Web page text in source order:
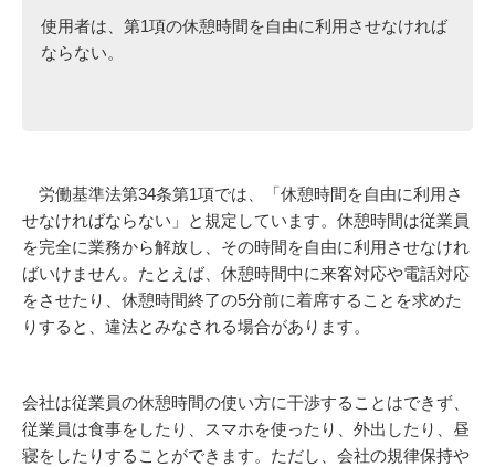
使用者は、第1項の休憩時間を自由に利用させなければ
ならない。
労働基準法第34条第1項では、「休憩時間を自由に利用さ
せなければならない」と規定しています。休憩時間は従業員
を完全に業務から解放し、その時間を自由に利用させなけれ
ばいけません。たとえば、休憩時間中に来客対応や電話対応
をさせたり、休憩時間終了の5分前に着席することを求めた
りすると、違法とみなされる場合があります。
会社は従業員の休憩時間の使い方に干渉することはできず、
従業員は食事をしたり、スマホを使ったり、外出したり、昼
寝をしたりすることができます。ただし、会社の規律保持や